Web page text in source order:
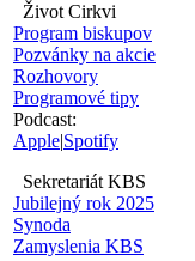
Život Cirkvi
Program biskupov
Pozvánky na akcie
Rozhovory
Programové tipy
Podcast:
Apple|Spotify
Sekretariát KBS
Jubilejný rok 2025
Synoda
Zamyslenia KBS